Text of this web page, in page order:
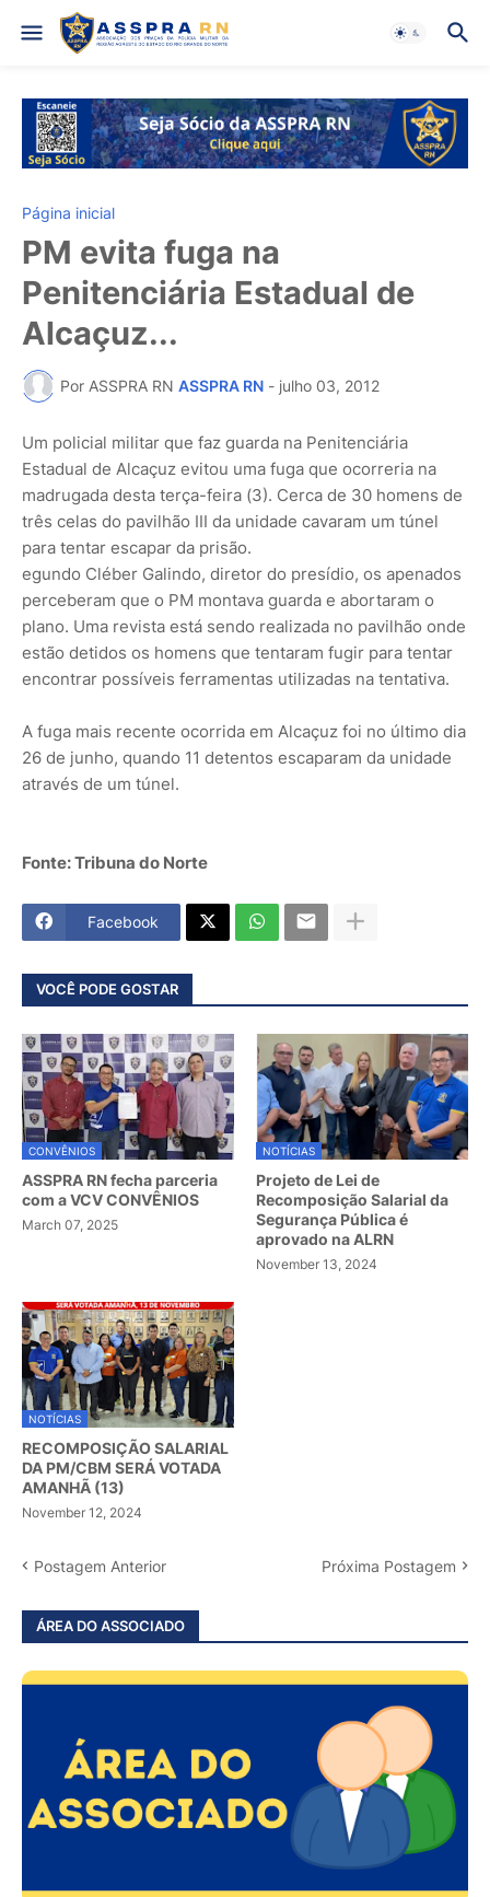
Página inicial
PM evita fuga na
Penitenciária Estadual de
Alcaçuz...
Por ASSPRA RN ASSPRA RN - julho 03, 2012
Um policial militar que faz guarda na Penitenciária
Estadual de Alcaçuz evitou uma fuga que ocorreria na
madrugada desta terça-feira (3). Cerca de 30 homens de
três celas do pavilhão III da unidade cavaram um túnel
para tentar escapar da prisão.
egundo Cléber Galindo, diretor do presídio, os apenados
perceberam que o PM montava guarda e abortaram o
plano. Uma revista está sendo realizada no pavilhão onde
estão detidos os homens que tentaram fugir para tentar
encontrar possíveis ferramentas utilizadas na tentativa.
A fuga mais recente ocorrida em Alcaçuz foi no último dia
26 de junho, quando 11 detentos escaparam da unidade
através de um túnel.
Fonte: Tribuna do Norte
Facebook
VOCÊ PODE GOSTAR
CONVÊNIOS
ASSPRA RN fecha parceria
com a VCV CONVÊNIOS
March 07, 2025
NOTÍCIAS
Projeto de Lei de
Recomposição Salarial da
Segurança Pública é
aprovado na ALRN
November 13, 2024
NOTÍCIAS
RECOMPOSIÇÃO SALARIAL
DA PM/CBM SERÁ VOTADA
AMANHÃ (13)
November 12, 2024
Postagem Anterior Próxima Postagem
ÁREA DO ASSOCIADO